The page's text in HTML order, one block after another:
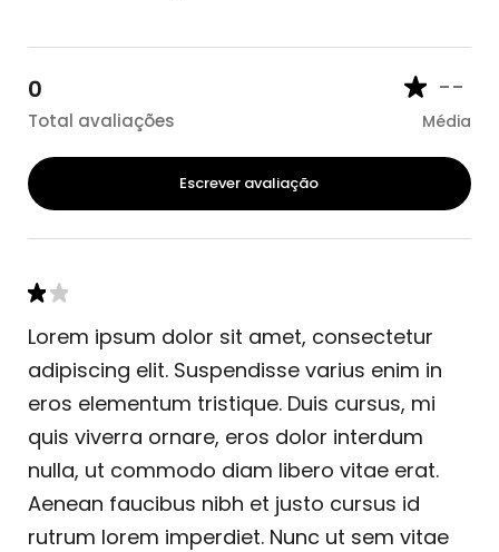
0
Total avaliações
--
Média
Escrever avaliação
Lorem ipsum dolor sit amet, consectetur
adipiscing elit. Suspendisse varius enim in
eros elementum tristique. Duis cursus, mi
quis viverra ornare, eros dolor interdum
nulla, ut commodo diam libero vitae erat.
Aenean faucibus nibh et justo cursus id
rutrum lorem imperdiet. Nunc ut sem vitae